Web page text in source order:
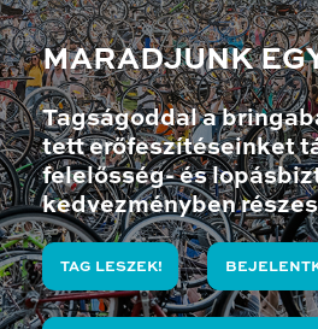
MARADJUNK
Tagságoddal a
tett erőfeszítéseinket
felelősség- és
kedvezményben
TAG LESZEK!